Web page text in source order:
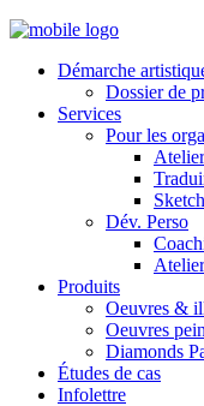
Démarche
Dossier de
Services
Pour les
Dév. Perso
Produits
Oeuvres &
Oeuvres
Diamonds
Études de cas
Infolettre